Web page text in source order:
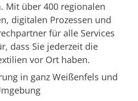
Mit über 400 regionalen
digitalen Prozessen und
für alle Services
dass Sie jederzeit die
vor Ort haben.
in ganz Weißenfels und